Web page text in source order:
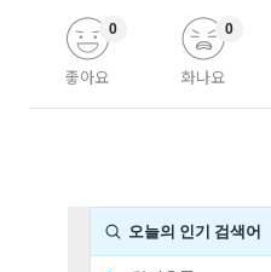
좋아요
0
화나요
0